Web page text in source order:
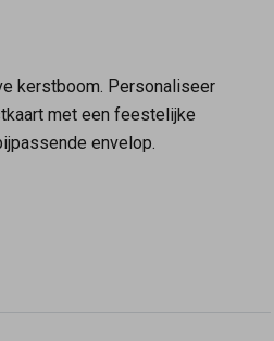
kerstboom. Personaliseer
met een feestelijke
envelop.